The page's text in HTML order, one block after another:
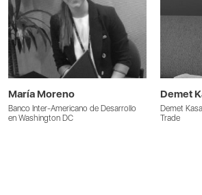
María Moreno
Banco Inter-Americano de Desarrollo
en Washington DC
Demet
Demet
Trade